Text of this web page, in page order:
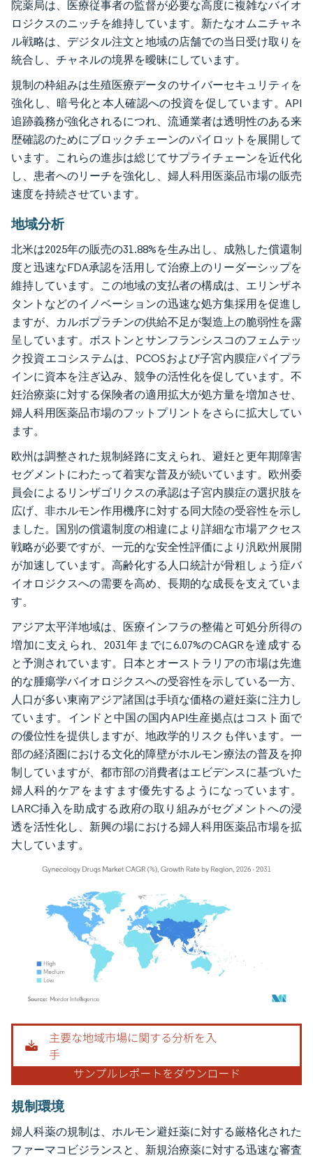
院薬局は、医療従事者の監督が必要な高度に複雑なバイオ
ロジクスのニッチを維持しています。新たなオムニチャネ
ル戦略は、デジタル注文と地域の店舗での当日受け取りを
統合し、チャネルの境界を曖昧にしています。
規制の枠組みは生殖医療データのサイバーセキュリティを
強化し、暗号化と本人確認への投資を促しています。API
追跡義務が強化されるにつれ、流通業者は透明性のある来
歴確認のためにブロックチェーンのパイロットを展開して
います。これらの進歩は総じてサプライチェーンを近代化
し、患者へのリーチを強化し、婦人科用医薬品市場の販売
速度を持続させています。
地域分析
北米は2025年の販売の31.88%を生み出し、成熟した償還制
度と迅速なFDA承認を活用して治療上のリーダーシップを
維持しています。この地域の支払者の構成は、エリンザネ
タントなどのイノベーションの迅速な処方集採用を促進し
ますが、カルボプラチンの供給不足が製造上の脆弱性を露
呈しています。ボストンとサンフランシスコのフェムテッ
ク投資エコシステムは、PCOSおよび子宮内膜症パイプラ
インに資本を注ぎ込み、競争の活性化を促しています。不
妊治療薬に対する保険者の適用拡大が処方量を増加させ、
婦人科用医薬品市場のフットプリントをさらに拡大してい
ます。
欧州は調整された規制経路に支えられ、避妊と更年期障害
セグメントにわたって着実な普及が続いています。欧州委
員会によるリンザゴリクスの承認は子宮内膜症の選択肢を
広げ、非ホルモン作用機序に対する同大陸の受容性を示し
ました。国別の償還制度の相違により詳細な市場アクセス
戦略が必要ですが、一元的な安全性評価により汎欧州展開
が加速しています。高齢化する人口統計が骨粗しょう症バ
イオロジクスへの需要を高め、長期的な成長を支えていま
す。
アジア太平洋地域は、医療インフラの整備と可処分所得の
増加に支えられ、2031年までに6.07%のCAGRを達成する
と予測されています。日本とオーストラリアの市場は先進
的な腫瘍学バイオロジクスへの受容性を示している一方、
人口が多い東南アジア諸国は手頃な価格の避妊薬に注力し
ています。インドと中国の国内API生産拠点はコスト面で
の優位性を提供しますが、地政学的リスクも伴います。一
部の経済圏における文化的障壁がホルモン療法の普及を抑
制していますが、都市部の消費者はエビデンスに基づいた
婦人科的ケアをますます優先するようになっています。
LARC挿入を助成する政府の取り組みがセグメントへの浸
透を活性化し、新興の場における婦人科用医薬品市場を拡
大しています。
画像 © Mordor Intelligence。再利用にはCC BY 4.0の表示が必要です。
規制環境
婦人科薬の規制は、ホルモン避妊薬に対する厳格化された
ファーマコビジランスと、新規治療薬に対する迅速な審査